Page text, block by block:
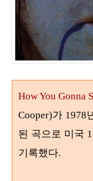
How You Gonna
Cooper)가 1978
된 곡으로 미국
기록했다.